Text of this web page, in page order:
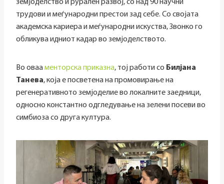
земјоделство и рурален развој, со над 90 научни
трудови и меѓународни престои зад себе. Со својата
академска кариера и меѓународни искуства, Звонко го
обликува идниот кадар во земјоделството.
Во овааменторска приказна, тој работи со Билјана
Танева, која е посветена на промовирање на
регенеративното земјоделие во локалните заедници,
односно константно одгледување на зелени посеви во
симбиоза со друга култура.